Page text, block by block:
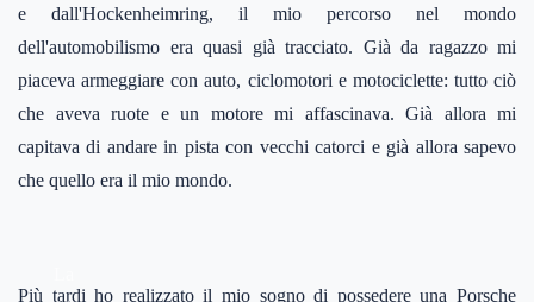
e dall'Hockenheimring, il mio percorso nel mondo
dell'automobilismo era quasi già tracciato. Già da ragazzo mi
piaceva armeggiare con auto, ciclomotori e motociclette: tutto ciò
che aveva ruote e un motore mi affascinava. Già allora mi
capitava di andare in pista con vecchi catorci e già allora sapevo
che quello era il mio mondo.
Più tardi ho realizzato il mio sogno di possedere una Porsche